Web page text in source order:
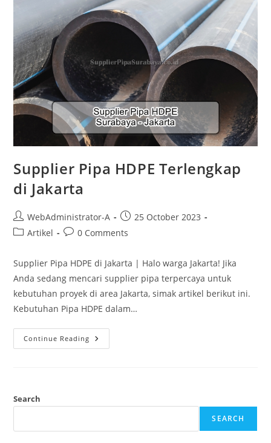
Supplier Pipa HDPE Terlengkap
di Jakarta
WebAdministrator-A
25 October 2023
Artikel
0 Comments
Supplier Pipa HDPE di Jakarta | Halo warga Jakarta! Jika
Anda sedang mencari supplier pipa terpercaya untuk
kebutuhan proyek di area Jakarta, simak artikel berikut ini.
Kebutuhan Pipa HDPE dalam…
Continue Reading
Search
SEARCH